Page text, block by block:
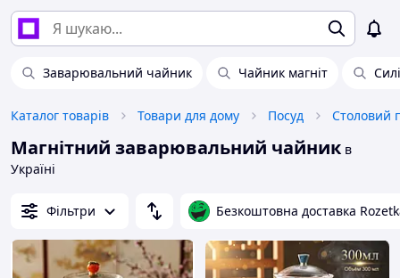
Заварювальний чайник Чайник магніт
Каталог товарів Товари для дому Посуд Столовий
Магнітний заварювальний чайник в
Україні
Фільтри Безкоштовна доставка